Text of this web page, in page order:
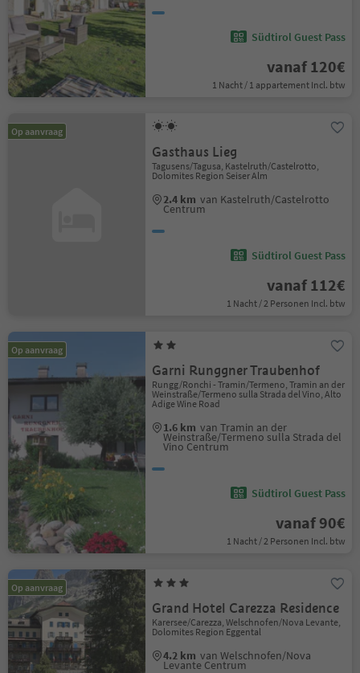
Südtirol Guest Pass
vanaf 120€
1 Nacht / 1 appartement Incl. btw
Op aanvraag
Gasthaus Lieg
Tagusens/Tagusa, Kastelruth/Castelrotto,
Dolomites Region Seiser Alm
2.4 km van Kastelruth/Castelrotto
Centrum
Südtirol Guest Pass
vanaf 112€
1 Nacht / 2 Personen Incl. btw
Op aanvraag
Garni Runggner Traubenhof
Rungg/Ronchi - Tramin/Termeno, Tramin an der
Weinstraße/Termeno sulla Strada del Vino, Alto
Adige Wine Road
1.6 km van Tramin an der
Weinstraße/Termeno sulla Strada del
Vino Centrum
Südtirol Guest Pass
vanaf 90€
1 Nacht / 2 Personen Incl. btw
Op aanvraag
Grand Hotel Carezza Residence
Karersee/Carezza, Welschnofen/Nova Levante,
Dolomites Region Eggental
4.2 km van Welschnofen/Nova
Levante Centrum